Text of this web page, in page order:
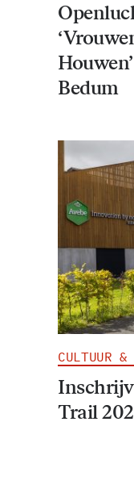
Bedum
CULTUUR
Trail